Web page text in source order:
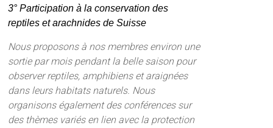
3° Participation à la conservation des
reptiles et arachnides de Suisse
Nous proposons à nos membres environ une
sortie par mois pendant la belle saison pour
observer reptiles, amphibiens et araignées
dans leurs habitats naturels. Nous
organisons également des conférences sur
des thèmes variés en lien avec la protection